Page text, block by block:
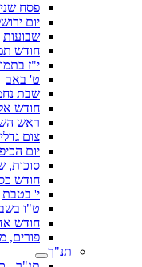
פסח שני
יום
שבועות
חודש
י"ז
ט' באב
שבת
חודש
ראש
צום
יום
סוכות,
חודש
י' בטבת
ט"ו
חודש
פורים,
תנ"ך